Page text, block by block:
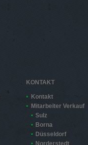
KONTAKT
Kontakt
Mitarbeiter Verkauf
Sulz
Borna
Düsseldorf
Norderstedt